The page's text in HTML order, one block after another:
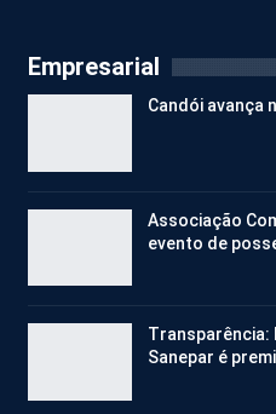
Empresarial
Candói avança
Associação
evento de
Transparência:
Sanepar é